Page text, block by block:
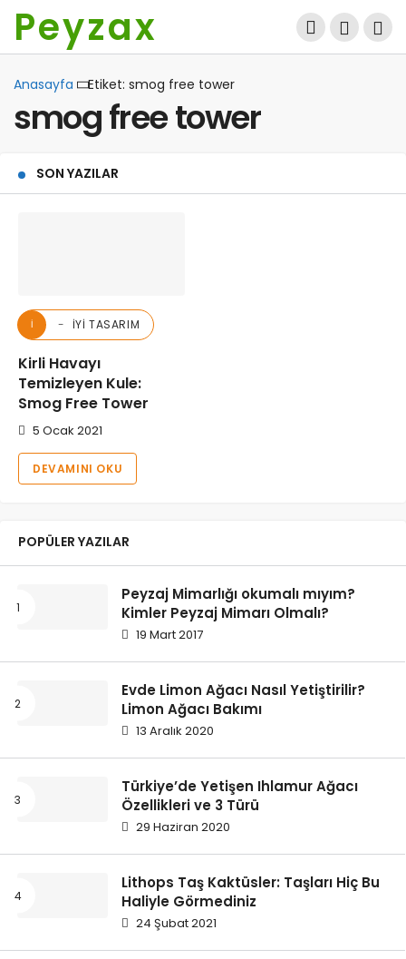
Peyzax
Anasayfa Etiket: smog free tower
smog free tower
SON YAZILAR
İ İYI TASARIM
Kirli Havayı
Temizleyen Kule:
Smog Free Tower
5 Ocak 2021
DEVAMINI OKU
POPÜLER YAZILAR
Peyzaj Mimarlığı okumalı mıyım?
Kimler Peyzaj Mimarı Olmalı?
19 Mart 2017
Evde Limon Ağacı Nasıl Yetiştirilir?
Limon Ağacı Bakımı
13 Aralık 2020
Türkiye’de Yetişen Ihlamur Ağacı
Özellikleri ve 3 Türü
29 Haziran 2020
Lithops Taş Kaktüsler: Taşları Hiç Bu
Haliyle Görmediniz
24 Şubat 2021